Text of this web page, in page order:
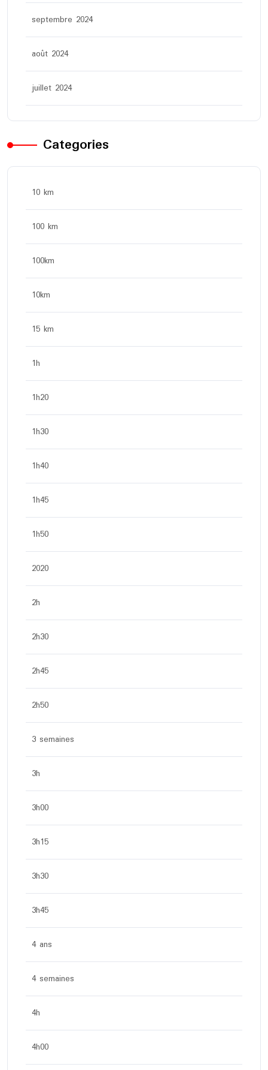
septembre 2024
août 2024
juillet 2024
Categories
10 km
100 km
100km
10km
15 km
1h
1h20
1h30
1h40
1h45
1h50
2020
2h
2h30
2h45
2h50
3 semaines
3h
3h00
3h15
3h30
3h45
4 ans
4 semaines
4h
4h00